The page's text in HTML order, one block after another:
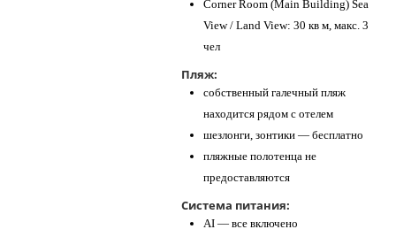
Corner Room (Main Building) Sea
View / Land View: 30 кв м, макс. 3
чел
Пляж:
собственный галечный пляж
находится рядом с отелем
шезлонги, зонтики — бесплатно
пляжные полотенца не
предоставляются
Система питания:
AI — все включено